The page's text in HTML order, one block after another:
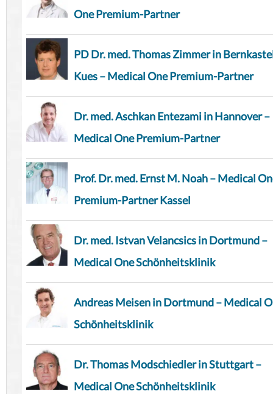
One Premium-Partner
PD Dr. med. Thomas Zimmer in
Kues – Medical One Premium-Partner
Dr. med. Aschkan Entezami in Hannover –
Medical One Premium-Partner
Prof. Dr. med. Ernst M. Noah – Medical
Premium-Partner Kassel
Dr. med. Istvan Velancsics in Dortmund –
Medical One Schönheitsklinik
Andreas Meisen in Dortmund – Medical
Schönheitsklinik
Dr. Thomas Modschiedler in Stuttgart –
Medical One Schönheitsklinik